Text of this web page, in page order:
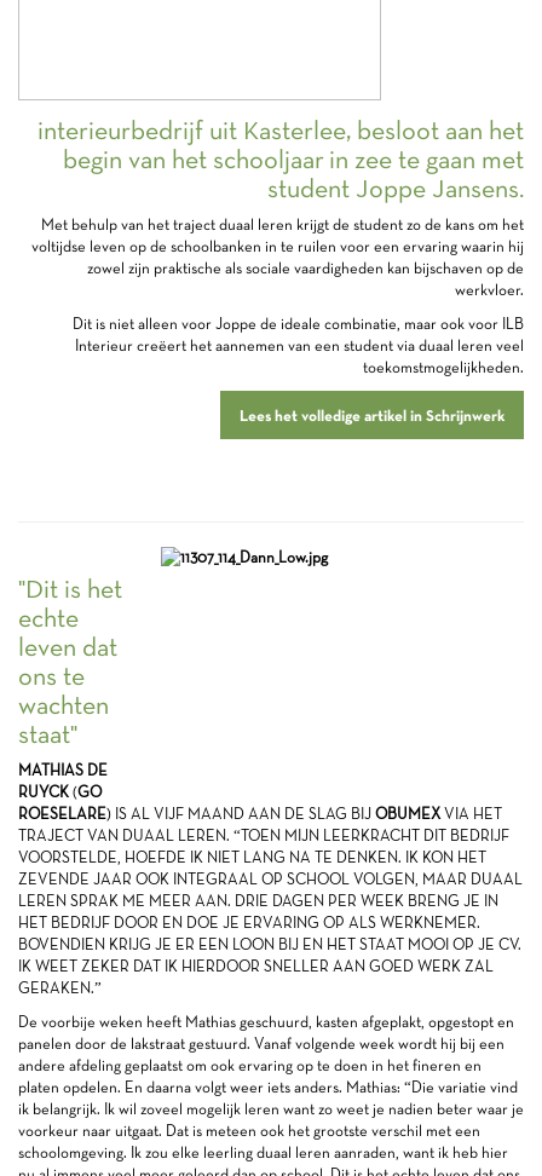
interieurbedrijf uit Kasterlee, besloot aan het
begin van het schooljaar in zee te gaan met
student Joppe Jansens.
Met behulp van het traject duaal leren krijgt de student zo de kans om het
voltijdse leven op de schoolbanken in te ruilen voor een ervaring waarin hij
zowel zijn praktische als sociale vaardigheden kan bijschaven op de
werkvloer.
Dit is niet alleen voor Joppe de ideale combinatie, maar ook voor ILB
Interieur creëert het aannemen van een student via duaal leren veel
toekomstmogelijkheden.
Lees het volledige artikel in Schrijnwerk
"Dit is het
echte
leven dat
ons te
wachten
staat"
MATHIAS DE
RUYCK (GO
ROESELARE) IS AL VIJF MAAND AAN DE SLAG BIJ OBUMEXVIA HET
TRAJECT VAN DUAAL LEREN. “TOEN MIJN LEERKRACHT DIT BEDRIJF
VOORSTELDE, HOEFDE IK NIET LANG NA TE DENKEN. IK KON HET
ZEVENDE JAAR OOK INTEGRAAL OP SCHOOL VOLGEN, MAAR DUAAL
LEREN SPRAK ME MEER AAN. DRIE DAGEN PER WEEK BRENG JE IN
HET BEDRIJF DOOR EN DOE JE ERVARING OP ALS WERKNEMER.
BOVENDIEN KRIJG JE ER EEN LOON BIJ EN HET STAAT MOOI OP JE CV.
IK WEET ZEKER DAT IK HIERDOOR SNELLER AAN GOED WERK ZAL
GERAKEN.”
De voorbije weken heeft Mathias geschuurd, kasten afgeplakt, opgestopt en
panelen door de lakstraat gestuurd. Vanaf volgende week wordt hij bij een
andere afdeling geplaatst om ook ervaring op te doen in het fineren en
platen opdelen. En daarna volgt weer iets anders. Mathias: “Die variatie vind
ik belangrijk. Ik wil zoveel mogelijk leren want zo weet je nadien beter waar je
voorkeur naar uitgaat. Dat is meteen ook het grootste verschil met een
schoolomgeving. Ik zou elke leerling duaal leren aanraden, want ik heb hier